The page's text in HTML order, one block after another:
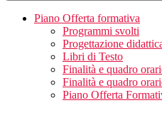
Piano Offerta formativa
Programmi svolti
Progettazione
Libri di Testo
Finalità e quadro
Finalità e quadro
Piano Offerta